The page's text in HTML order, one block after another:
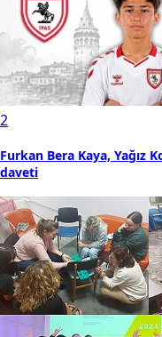
2
Furkan Bera Kaya, Yağız
daveti